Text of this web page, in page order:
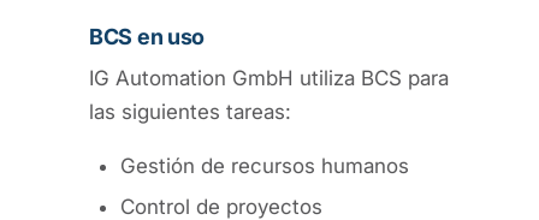
BCS en uso
IG Automation GmbH utiliza BCS para
las siguientes tareas:
Gestión de recursos humanos
Control de proyectos